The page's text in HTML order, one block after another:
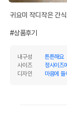
귀요미 작디작은 간
#상품후기
내구성
튼튼해요
사이즈
정사이즈
디자인
마음에 들